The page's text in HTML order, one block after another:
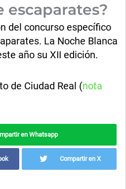
escaparates?
del concurso específico
La Noche Blanca
año su XII edición.
de Ciudad Real (nota
en Whatsapp
Compartir en X